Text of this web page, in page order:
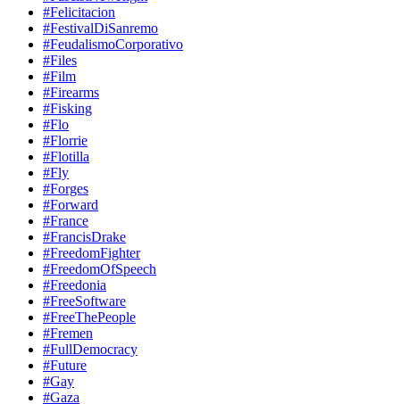
#Felicitacion
#FestivalDiSanremo
#FeudalismoCorporativo
#Files
#Film
#Firearms
#Fisking
#Flo
#Florrie
#Flotilla
#Fly
#Forges
#Forward
#France
#FrancisDrake
#FreedomFighter
#FreedomOfSpeech
#Freedonia
#FreeSoftware
#FreeThePeople
#Fremen
#FullDemocracy
#Future
#Gay
#Gaza